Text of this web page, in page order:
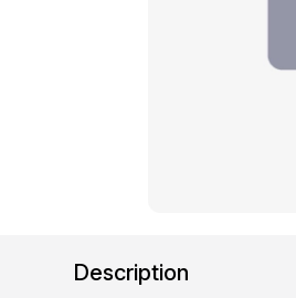
Description